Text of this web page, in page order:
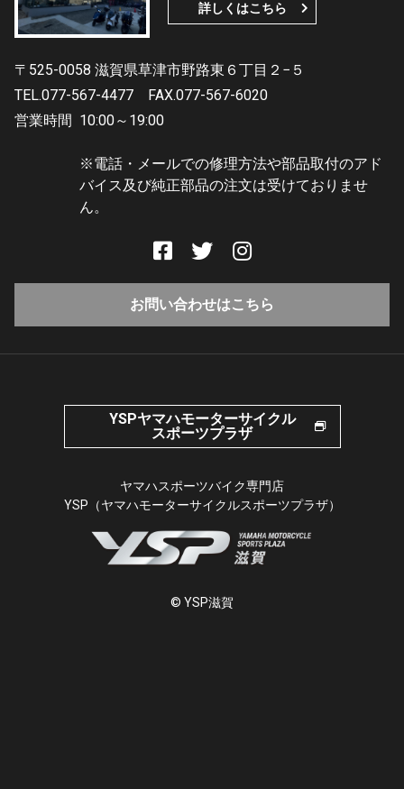
詳しくはこちら
〒525-0058 滋賀県草津市野路東６丁目２−５
TEL.077-567-4477
FAX.077-567-6020
営業時間 10:00～19:00
※電話・メールでの修理方法や部品取付のアド
バイス及び純正部品の注文は受けておりませ
ん。
お問い合わせはこちら
YSPヤマハモーターサイクル
スポーツプラザ
ヤマハスポーツバイク専門店
YSP（ヤマハモーターサイクルスポーツプラザ）
© YSP滋賀